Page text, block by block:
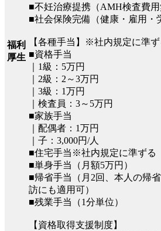
福利
厚生
■不妊治療提携（AMH検査費用
■社会保険完備（健康・雇用・
【各種手当】※社内規定に準ず
■資格手当
｜1級：5万円
｜2級：2～3万円
｜3級：1万円
｜検査員：3～5万円
■家族手当
｜配偶者：1万円
｜子：3,000円/人
■住宅手当※社内規定に準ずる
■単身手当（月額5万円）
■帰省手当（月2回、本人の帰
訪にも適用可）
■残業手当（1分単位）
【資格取得支援制度】